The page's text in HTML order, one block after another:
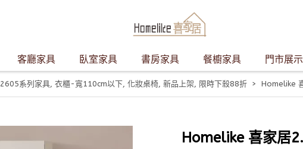
客廳家具 臥室家具 書房家具 餐櫥家具 門市展示
2605系列家具, 衣櫃-寬110cm以下, 化妝桌椅, 新品上架, 限時下殺88折 Homelike
Homelike 喜家居